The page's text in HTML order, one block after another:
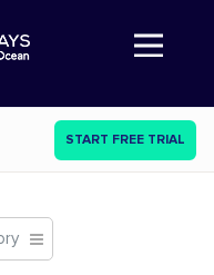
Abre a navegação
START FREE TRIAL